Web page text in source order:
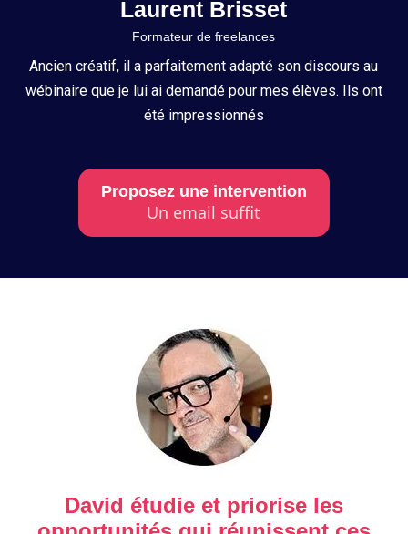
Laurent Brisset
Formateur de freelances
Ancien créatif, il a parfaitement adapté son discours au
wébinaire que je lui ai demandé pour mes élèves. Ils ont
été impressionnés
Proposez une intervention
Un email suffit
David étudie et priorise les